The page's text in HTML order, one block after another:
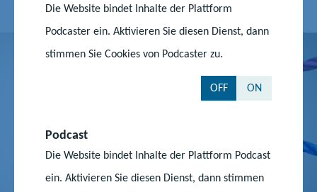
Die Website bindet Inhalte der Plattform
Podcaster ein. Aktivieren Sie diesen Dienst, dann
stimmen Sie Cookies von Podcaster zu.
OFF ON
Podcast
Die Website bindet Inhalte der Plattform Podcast
ein. Aktivieren Sie diesen Dienst, dann stimmen